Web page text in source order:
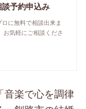
予約申込み
に無料で相談出来ま
お気軽にご相談くださ
音楽で心を調律